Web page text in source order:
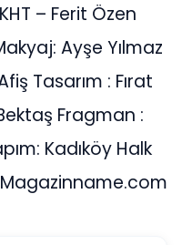
– Ferit Özen
Ayşe Yılmaz
Tasarım : Fırat
Fragman :
Kadıköy Halk